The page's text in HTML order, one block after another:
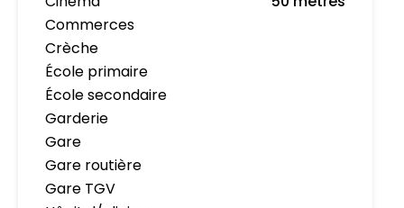
Commerces
Crèche
École primaire
École secondaire
Garderie
Gare
Gare routière
Gare TGV